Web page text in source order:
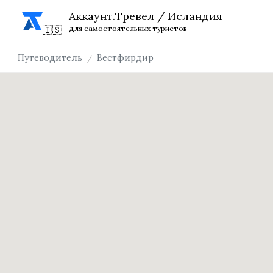
Аккаунт.Тревел / Исландия
для самостоятельных туристов
Путеводитель Вестфирдир